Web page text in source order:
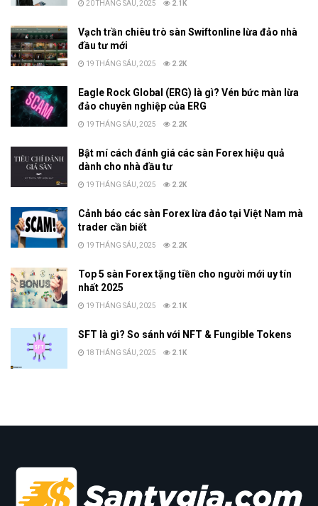
20 THÁNG SÁU, 2025 2.1K
Vạch trần chiêu trò sàn Swiftonline lừa đảo nhà
đầu tư mới
19 THÁNG SÁU, 2025 2.2K
Eagle Rock Global (ERG) là gì? Vén bức màn lừa
đảo chuyên nghiệp của ERG
19 THÁNG SÁU, 2025 2.2K
Bật mí cách đánh giá các sàn Forex hiệu quả
dành cho nhà đầu tư
19 THÁNG SÁU, 2025 2.2K
Cảnh báo các sàn Forex lừa đảo tại Việt Nam mà
trader cần biết
19 THÁNG SÁU, 2025 2.2K
Top 5 sàn Forex tặng tiền cho người mới uy tín
nhất 2025
19 THÁNG SÁU, 2025 2.1K
SFT là gì? So sánh với NFT & Fungible Tokens
18 THÁNG SÁU, 2025 2.1K